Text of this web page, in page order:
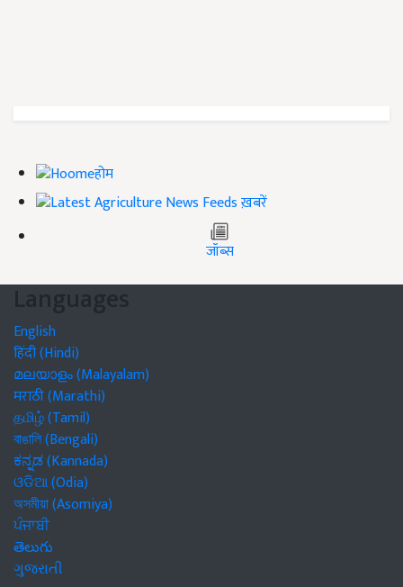
होम
ख़बरें
जॉब्स
Languages
English
हिंदी (Hindi)
മലയാളം (Malayalam)
मराठी (Marathi)
தமிழ் (Tamil)
বাঙালি (Bengali)
ಕನ್ನಡ (Kannada)
ଓଡିଆ (Odia)
অসমীয়া (Asomiya)
ਪੰਜਾਬੀ
తెలుగు
ગુજરાતી